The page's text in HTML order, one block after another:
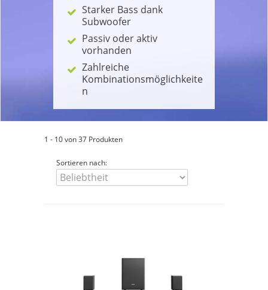
Starker Bass dank
Subwoofer
Passiv oder aktiv
vorhanden
Zahlreiche
Kombinationsmöglichkeite
n
1 - 10 von 37 Produkten
Sortieren nach: